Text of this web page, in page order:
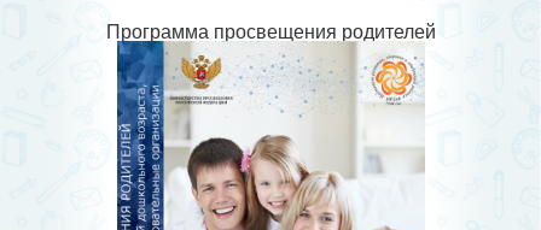
Программа просвещения родителей